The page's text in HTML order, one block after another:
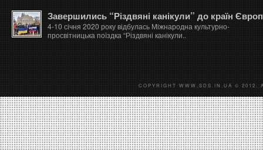
Завершились “Різдвяні канікули” до країн
4-10 січня 2020 року відбулась Міжнародна культурно-
просвітницька поїздка “Різдвяні канікули..
COPYRIGHT WWW.SDS.IN.UA © 2012.